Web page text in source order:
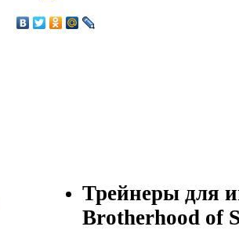
Трейнеры для
Brotherhood of